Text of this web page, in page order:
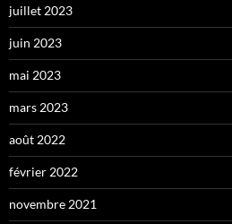
juillet 2023
juin 2023
mai 2023
mars 2023
août 2022
février 2022
novembre 2021